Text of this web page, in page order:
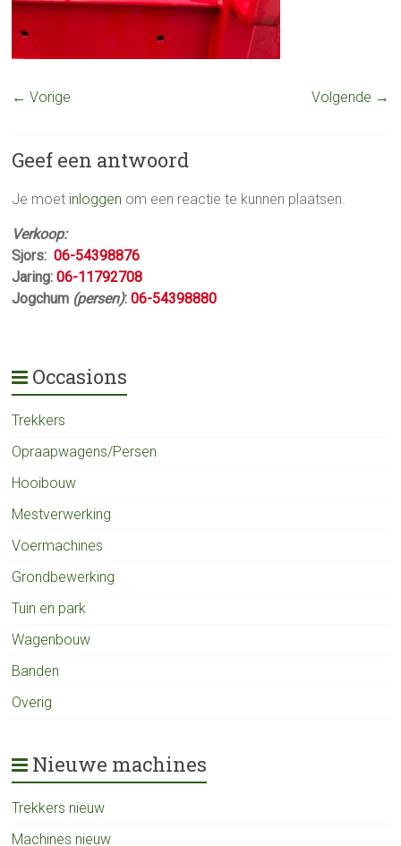
← Vorige Volgende →
Geef een antwoord
Je moet inloggen om een reactie te kunnen plaatsen.
Verkoop:
Sjors:06-54398876
Jaring:06-11792708
Jogchum (persen): 06-54398880
Occasions
Trekkers
Opraapwagens/Persen
Hooibouw
Mestverwerking
Voermachines
Grondbewerking
Tuin en park
Wagenbouw
Banden
Overig
Nieuwe machines
Trekkers nieuw
Machines nieuw